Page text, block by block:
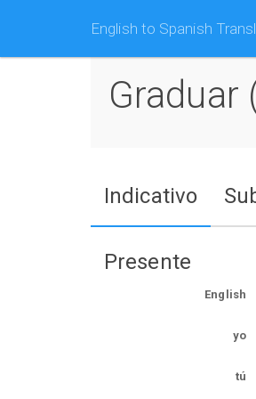
English to Spanish
Graduar
Indicativo
Presente
English
yo
tú